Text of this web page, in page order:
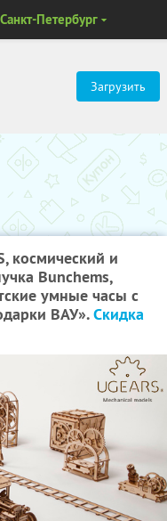
Загрузить
Санкт-Петербург
космический и
Bunchems,
умные часы с
ВАУ».Скидка